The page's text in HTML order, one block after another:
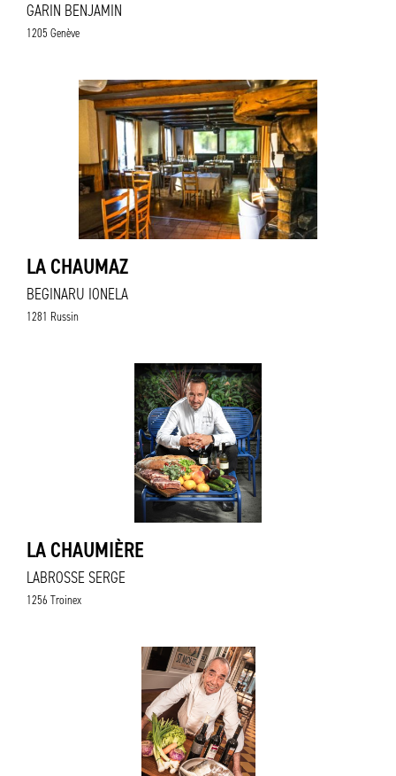
GARIN BENJAMIN
1205 Genève
LA CHAUMAZ
BEGINARU IONELA
1281 Russin
LA CHAUMIÈRE
LABROSSE SERGE
1256 Troinex